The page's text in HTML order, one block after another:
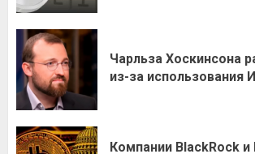
Чарльза Хоскинсона
из-за использования
Компании BlackRock и